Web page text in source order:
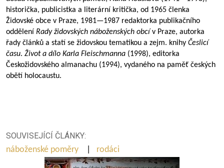
historička, publicistka a literární kritička, od 1965 členka
Židovské obce v Praze, 1981—1987 redaktorka publikačního
oddělení Rady židovských náboženských obcív Praze, autorka
řady článků a statí se židovskou tematikou a zejm. knihy Česlicí
času. Život a dílo Karla Fleischmanna (1998), editorka
Českožidovského almanachu (1994), vydaného na paměť českých
obětí holocaustu.
SOUVISEJÍCÍ ČLÁNKY:
náboženské poměry
rodáci